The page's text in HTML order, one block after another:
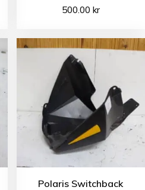
500.00 kr
Polaris Switchback